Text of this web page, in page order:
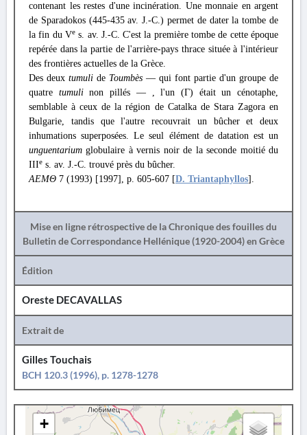
contenant les restes d'une incinération. Une monnaie en argent
de Sparadokos (445-435 av. J.-C.) permet de dater la tombe de
la fin du Ves. av. J.-C. C'est la première tombe de cette époque
repérée dans la partie de l'arrière-pays thrace située à l'intérieur
des frontières actuelles de la Grèce.
Des deux tumuli de Toumbès — qui font partie d'un groupe de
quatre tumulinon pillés — , l'un (Γ) était un cénotaphe,
semblable à ceux de la région de Catalka de Stara Zagora en
Bulgarie, tandis que l'autre recouvrait un bûcher et deux
inhumations superposées. Le seul élément de datation est un
unguentariumglobulaire à vernis noir de la seconde moitié du
IIIe s. av. J.-C. trouvé près du bûcher.
ΑΕΜΘ 7 (1993) [1997], p. 605-607 [D. Triantaphyllos].
Mise en ligne rétrospective de la Chronique des fouilles du
Bulletin de Correspondance Hellénique (1920-2004) en Grèce
Édition
Oreste DECAVALLAS
Extrait de
Gilles Touchais
BCH 120.3 (1996), p. 1278-1278
+